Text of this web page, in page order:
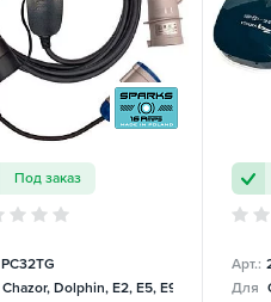
Под заказ
PC32TG
Chazor, Dolphin, E2, E5, E9, Mercedes
Арт.:
Для